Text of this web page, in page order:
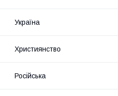
Україна
Християнство
Російська